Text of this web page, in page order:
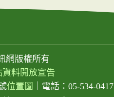
網版權所有
資料開放宣告
位置圖
電話：05-534-0417